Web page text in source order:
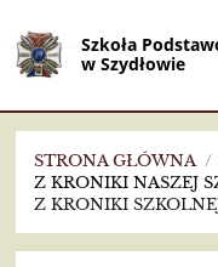
Szkoła
w Szydłowie
STRONA GŁÓWNA /
Z KRONIKI NASZEJ
Z KRONIKI